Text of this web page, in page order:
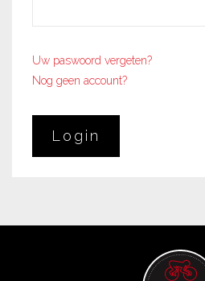
Uw paswoord vergeten?
Nog geen account?
Login